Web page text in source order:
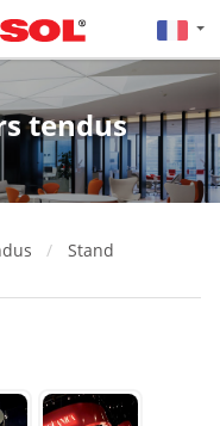
tendus
Stand